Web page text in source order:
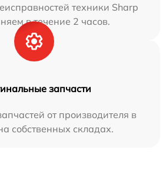
техники Sharp
в течение 2 часов.
запчасти
от производителя в
собственных складах.